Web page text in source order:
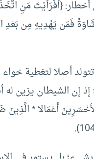
{أَفَرَأَيْتَ مَنِ
فَمَن يَهْدِيهِ مِن بَعْدِ
تتولد أصلا لتغطية
إن الشيطان يزين له
أَعْمَالا *